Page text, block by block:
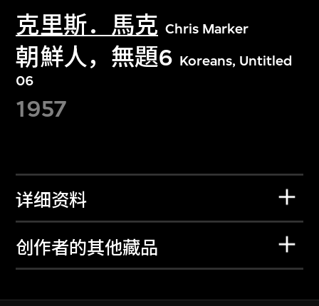
克里斯．馬克 Chris Marker
朝鮮人，無題6 Koreans, Untitled
06
1957
详细资料
创作者的其他藏品